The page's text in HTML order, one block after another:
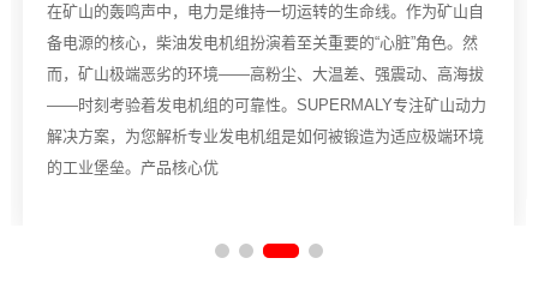
在矿山的轰鸣声中，电力是维持一切运转的生命线。作为矿山自
备电源的核心，柴油发电机组扮演着至关重要的“心脏”角色。然
而，矿山极端恶劣的环境——高粉尘、大温差、强震动、高海拔
——时刻考验着发电机组的可靠性。SUPERMALY专注矿山动力
解决方案，为您解析专业发电机组是如何被锻造为适应极端环境
的工业堡垒。产品核心优